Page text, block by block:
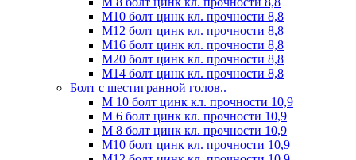
М10 болт цинк кл. прочности 8,8
М12 болт цинк кл. прочности 8,8
М16 болт цинк кл. прочности 8,8
М20 болт цинк кл. прочности 8,8
М14 болт цинк кл. прочности 8,8
Болт с шестигранной голов..
М 10 болт цинк кл. прочности 10,9
М 6 болт цинк кл. прочности 10,9
М 8 болт цинк кл. прочности 10,9
М10 болт цинк кл. прочности 10,9